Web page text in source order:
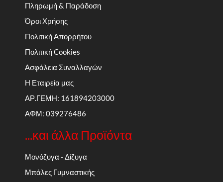
Πληρωμή & Παράδοση
Όροι Χρήσης
Πολιτική Απορρήτου
Πολιτική Cookies
Ασφάλεια Συναλλαγών
Η Εταιρεία μας
ΑΡ.ΓΕΜΗ: 161894203000
ΑΦΜ: 039276486
...και άλλα Προϊόντα
Μονόζυγα - Δίζυγα
Μπάλες Γυμναστικής